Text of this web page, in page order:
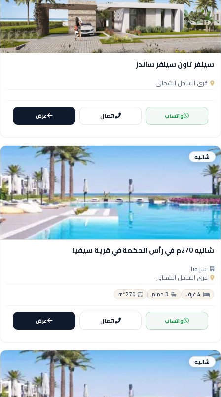
سيلفر تاون سيلفر ساندز
قرى الساحل الشمالي
واتساب اتصال عرض
شاليه
شاليه 270م في رأس الحكمة في قرية سيفيا
سيفيا
قرى الساحل الشمالي
4 غرف 3 حمام 270 m²
واتساب اتصال عرض
شاليه